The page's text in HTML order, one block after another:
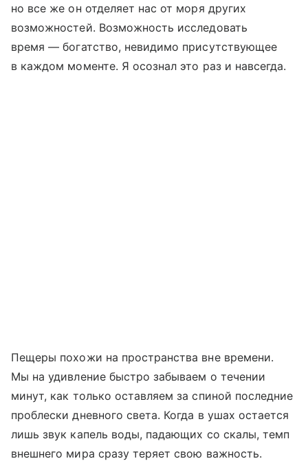
но все же он отделяет нас от моря других
возможностей. Возможность исследовать
время — богатство, невидимо присутствующее
в каждом моменте. Я осознал это раз и навсегда.
Пещеры похожи на пространства вне времени.
Мы на удивление быстро забываем о течении
минут, как только оставляем за спиной последние
проблески дневного света. Когда в ушах остается
лишь звук капель воды, падающих со скалы, темп
внешнего мира сразу теряет свою важность.